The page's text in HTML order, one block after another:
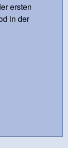
ersten
in der